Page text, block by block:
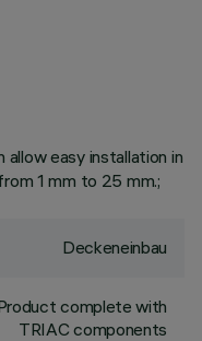
allow easy installation in
1 mm to 25 mm.;
Deckeneinbau
complete with
TRIAC components